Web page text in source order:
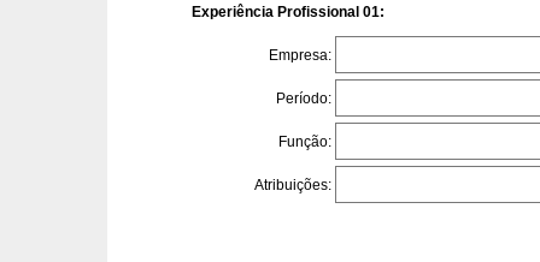
Experiência Profissional 01:
Empresa:
Período:
Função:
Atribuições: